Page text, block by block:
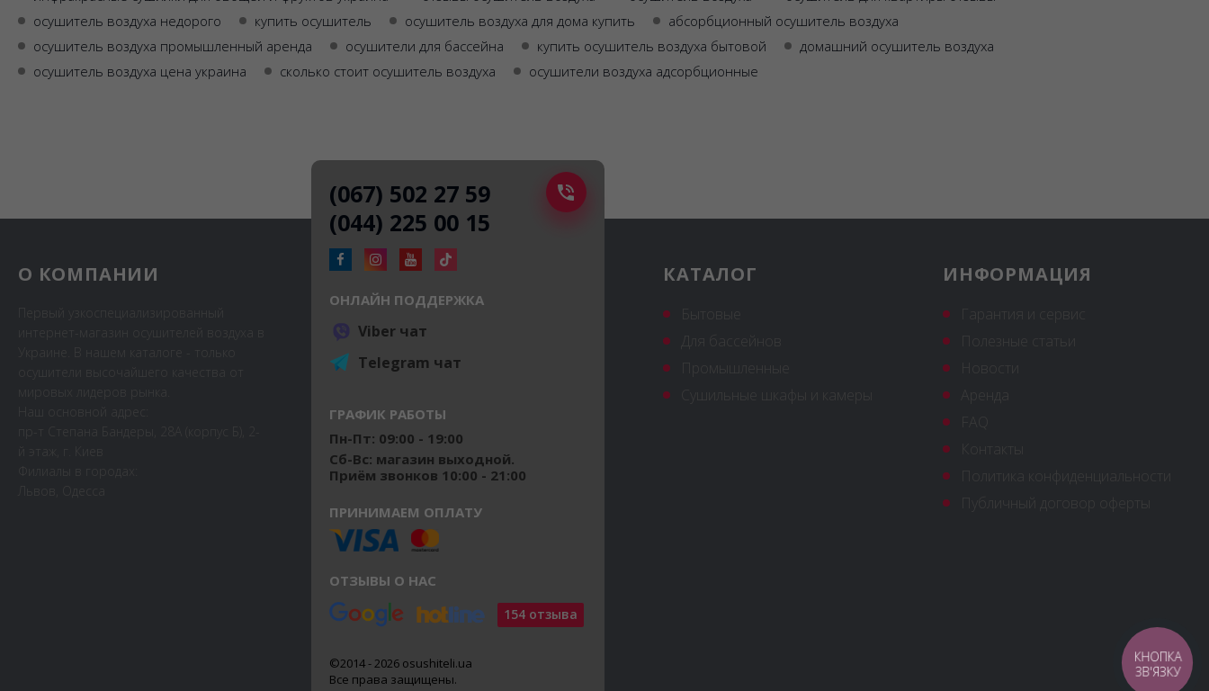
осушитель воздуха недорого
купить осушитель осушитель воздуха для дома купить
абсорбционный осушитель воздуха
осушитель воздуха промышленный аренда
осушители для бассейна купить осушитель воздуха бытовой
домашний осушитель воздуха
осушитель воздуха цена украина
сколько стоит осушитель воздуха осушители воздуха адсорбционные
О КОМПАНИИ ИНФОРМАЦИЯ
КАТАЛОГ
Для бассейнов
(067) 502 27 59
(044) 225 00 15
ОНЛАЙН ПОДДЕРЖКА
Viber чат
Telegram чат
ГРАФИК РАБОТЫ
Пн-Пт: 09:00 - 19:00
Сб-Вс: магазин выходной.
Приём звонков 10:00 - 21:00
ПРИНИМАЕМ ОПЛАТУ
ОТЗЫВЫ О НАС
154 отзыва
©2014 - 2026 osushiteli.ua
Все права защищены.
КНОПКА
ЗВ'ЯЗКУ